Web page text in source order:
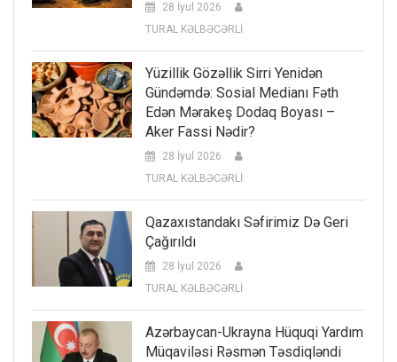
28 İyul 2026
TURAL KƏLBƏCƏRLİ
Yüzillik Gözəllik Sirri Yenidən
Gündəmdə: Sosial Medianı Fəth
Edən Mərakeş Dodaq Boyası –
Aker Fassi Nədir?
28 İyul 2026
TURAL KƏLBƏCƏRLİ
Qazaxıstandakı Səfirimiz Də Geri
Çağırıldı
28 İyul 2026
TURAL KƏLBƏCƏRLİ
Azərbaycan-Ukrayna Hüquqi Yardım
Müqaviləsi Rəsmən Təsdiqləndi